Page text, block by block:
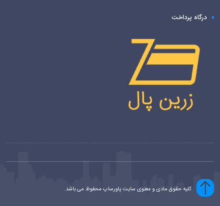
درگاه پرداخت
کلیه حقوق مادی و معنوی سایت پاورساپ محفوظ می باشد.